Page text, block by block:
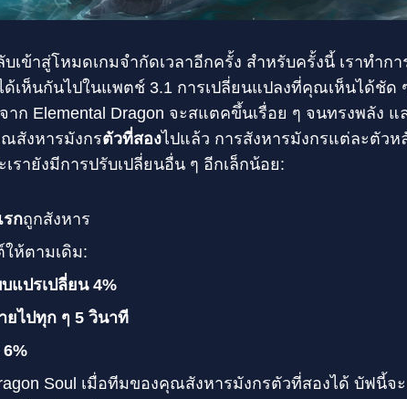
เข้าสู่โหมดเกมจำกัดเวลาอีกครั้ง สำหรับครั้งนี้ เราทำกา
เห็นกันไปในแพตช์ 3.1 การเปลี่ยนแปลงที่คุณเห็นได้ชัด
ก Elemental Dragon จะสแตคขึ้นเรื่อย ๆ จนทรงพลัง แ
สังหารมังกรตัวที่สองไปแล้ว การสังหารมังกรแต่ละตัวห
เรายังมีการปรับเปลี่ยนอื่น ๆ อีกเล็กน้อย:
กถูกสังหาร
ให้ตามเดิม:
แปรเปลี่ยน 4%
ไปทุก ๆ 5 วินาที
Soul เมื่อทีมของคุณสังหารมังกรตัวที่สองได้ บัฟนี้จะ